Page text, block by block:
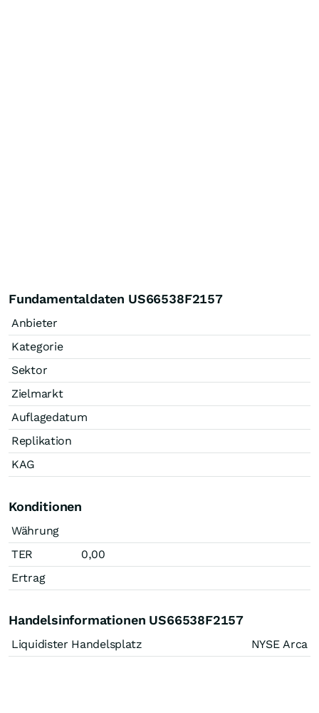
Fundamentaldaten US66538F2157
Anbieter
Kategorie
Sektor
Zielmarkt
Auflagedatum
Replikation
KAG
Konditionen
Währung
TER
0,00
Ertrag
Handelsinformationen US66538F2157
Liquidister Handelsplatz NYSE Arca